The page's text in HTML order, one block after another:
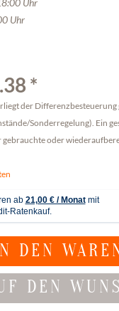
Uhr
*
der Differenzbesteuerung
Sonderregelung). Ein
gebrauchte oder
DEN
DEN